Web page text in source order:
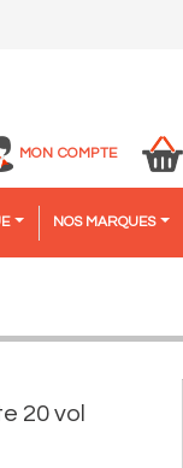
MON COMPTE
NOS MARQUES
20 vol